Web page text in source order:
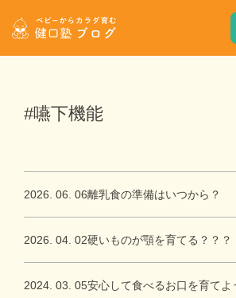
#嚥下機能
2026. 06. 06離乳食の準備はいつから？
2026. 04. 02硬いものが顎を育てる？？？
2024. 03. 05安心して食べるお口を育てよ